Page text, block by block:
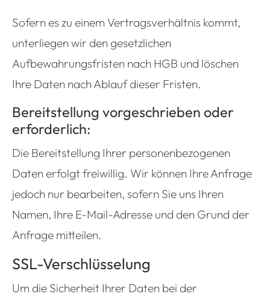
Sofern es zu einem Vertragsverhältnis kommt,
unterliegen wir den gesetzlichen
Aufbewahrungsfristen nach HGB und löschen
Ihre Daten nach Ablauf dieser Fristen.
Bereitstellung vorgeschrieben oder
erforderlich:
Die Bereitstellung Ihrer personenbezogenen
Daten erfolgt freiwillig. Wir können Ihre Anfrage
jedoch nur bearbeiten, sofern Sie uns Ihren
Namen, Ihre E-Mail-Adresse und den Grund der
Anfrage mitteilen.
SSL-Verschlüsselung
Um die Sicherheit Ihrer Daten bei der